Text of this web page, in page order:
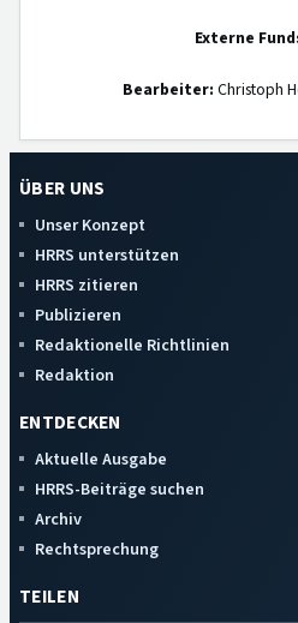
Externe
Bearbeiter: Christoph
ÜBER UNS
Unser Konzept
HRRS unterstützen
HRRS zitieren
Publizieren
Redaktionelle Richtlinien
Redaktion
ENTDECKEN
Aktuelle Ausgabe
HRRS-Beiträge suchen
Archiv
Rechtsprechung
TEILEN